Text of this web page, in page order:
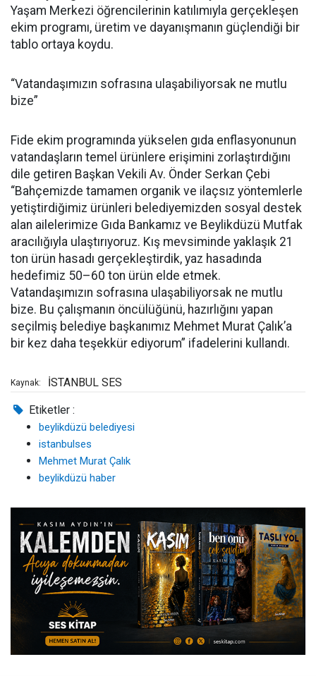
Yaşam Merkezi öğrencilerinin katılımıyla gerçekleşen
ekim programı, üretim ve dayanışmanın güçlendiği bir
tablo ortaya koydu.
“Vatandaşımızın sofrasına ulaşabiliyorsak ne mutlu
bize”
Fide ekim programında yükselen gıda enflasyonunun
vatandaşların temel ürünlere erişimini zorlaştırdığını
dile getiren Başkan Vekili Av. Önder Serkan Çebi
“Bahçemizde tamamen organik ve ilaçsız yöntemlerle
yetiştirdiğimiz ürünleri belediyemizden sosyal destek
alan ailelerimize Gıda Bankamız ve Beylikdüzü Mutfak
aracılığıyla ulaştırıyoruz. Kış mevsiminde yaklaşık 21
ton ürün hasadı gerçekleştirdik, yaz hasadında
hedefimiz 50–60 ton ürün elde etmek.
Vatandaşımızın sofrasına ulaşabiliyorsak ne mutlu
bize. Bu çalışmanın öncülüğünü, hazırlığını yapan
seçilmiş belediye başkanımız Mehmet Murat Çalık’a
bir kez daha teşekkür ediyorum” ifadelerini kullandı.
Kaynak: İSTANBUL SES
Etiketler :
beylikdüzü belediyesi
istanbulses
Mehmet Murat Çalık
beylikdüzü haber